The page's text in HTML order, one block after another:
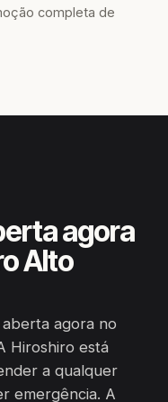
completa de
agora
Alto
agora no
Hiroshiro está
a qualquer
emergência. A